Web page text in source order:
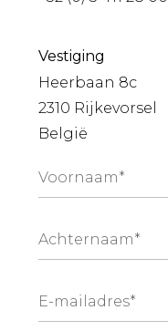
Vestiging
Heerbaan 8c
2310 Rijkevorsel
België